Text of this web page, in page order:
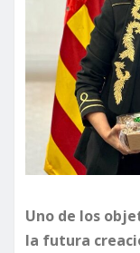
Uno de los
la futura